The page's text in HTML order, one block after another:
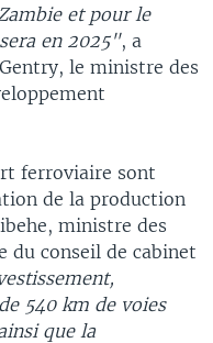
et pour le
en 2025", a
le ministre des
ferroviaire sont
de la production
ministre des
du conseil de cabinet
540 km de voies
que la